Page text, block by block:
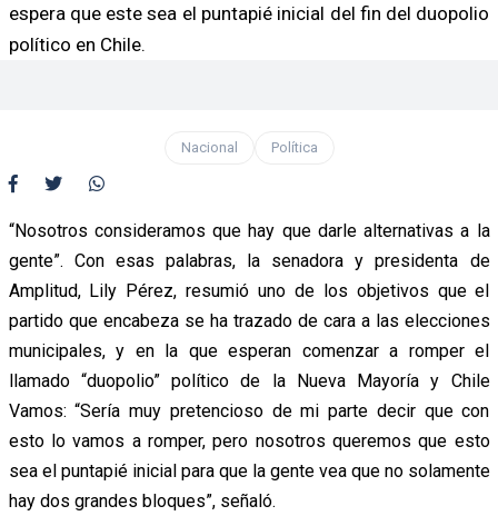
espera que este sea el puntapié inicial del fin del duopolio
político en Chile.
Nacional Política
“Nosotros consideramos que hay que darle alternativas a la
gente”. Con esas palabras, la senadora y presidenta de
Amplitud, Lily Pérez, resumió uno de los objetivos que el
partido que encabeza se ha trazado de cara a las elecciones
municipales, y en la que esperan comenzar a romper el
llamado “duopolio” político de la Nueva Mayoría y Chile
Vamos: “Sería muy pretencioso de mi parte decir que con
esto lo vamos a romper, pero nosotros queremos que esto
sea el puntapié inicial para que la gente vea que no solamente
hay dos grandes bloques”, señaló.